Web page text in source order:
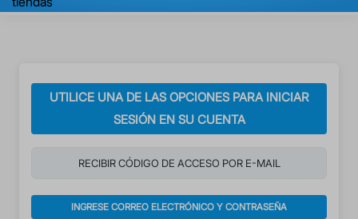
UTILICE UNA DE LAS OPCIONES PARA INICIAR
SESIÓN EN SU CUENTA
RECIBIR CÓDIGO DE ACCESO POR E-MAIL
INGRESE CORREO ELECTRÓNICO Y CONTRASEÑA